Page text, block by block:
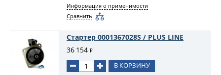
Информация о применимости
Сравнить
Стартер 0001367028S / PLUS LINE
36 154 ₽
В КОРЗИНУ